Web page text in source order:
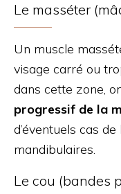
Le masséter
Un muscle
visage carré ou
dans cette zone,
progressif de la
d’éventuels cas
mandibulaires.
Le cou (bandes